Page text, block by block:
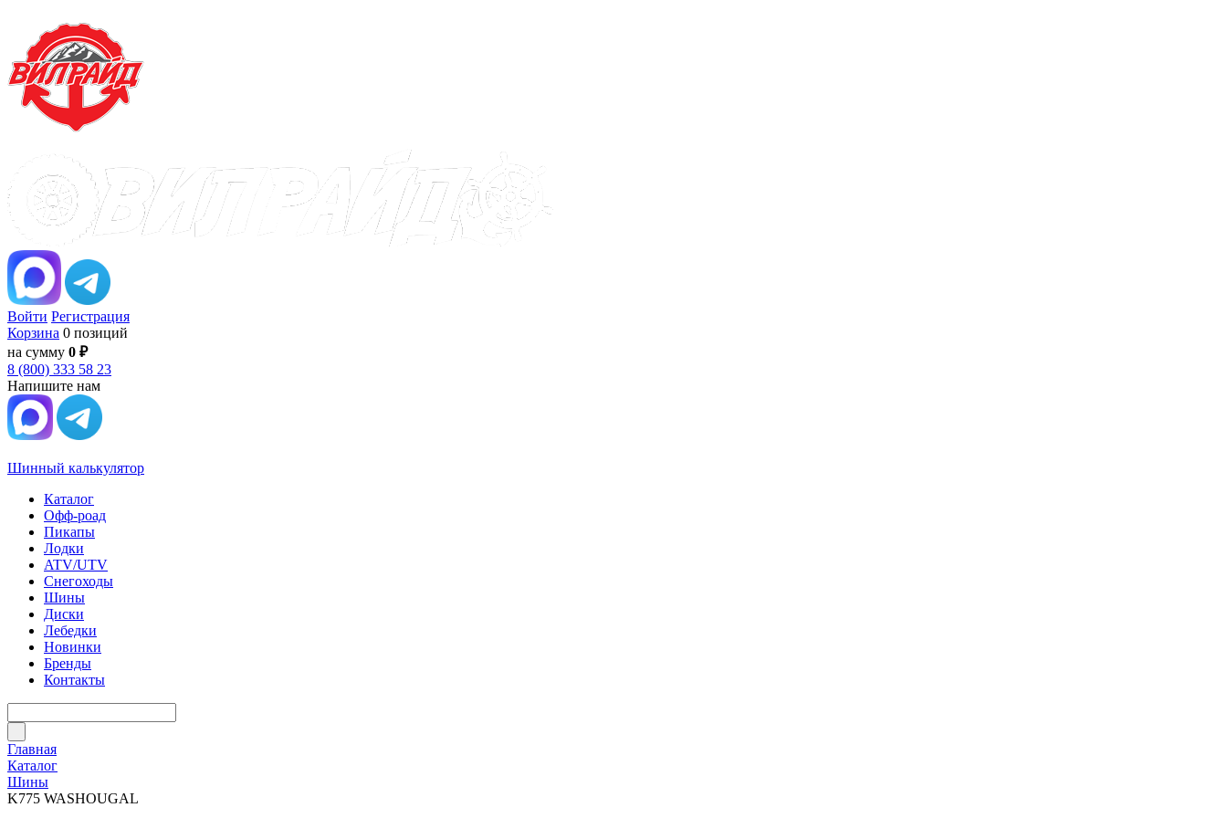
Войти Регистрация
Корзина 0 позиций
на сумму 0 ₽
8 (800) 333 58 23
Напишите нам
Шинный калькулятор
Каталог
Офф-роад
Пикапы
Лодки
ATV/UTV
Снегоходы
Шины
Диски
Лебедки
Новинки
Бренды
Контакты
Главная
Каталог
Шины
K775 WASHOUGAL